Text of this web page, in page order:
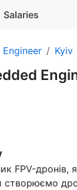
Salaries
Kyiv
FPV-дронів,